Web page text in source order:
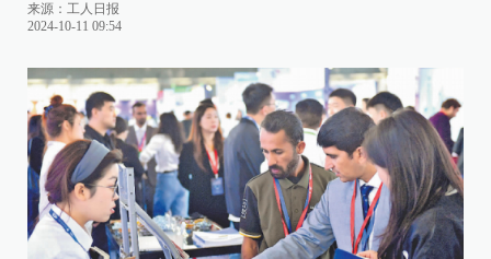
来源： 工人日报
2024-10-11 09:54